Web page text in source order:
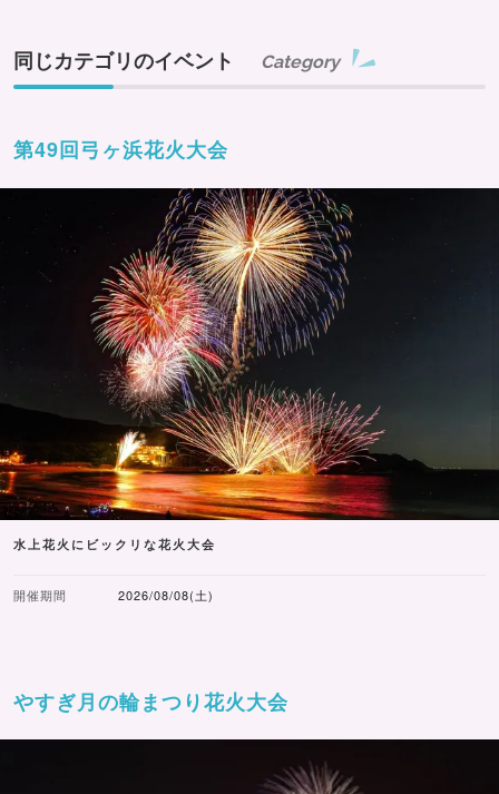
同じカテゴリのイベント Category
第49回弓ヶ浜花火大会
水上花火にビックリな花火大会
開催期間 2026/08/08(土)
やすぎ月の輪まつり花火大会